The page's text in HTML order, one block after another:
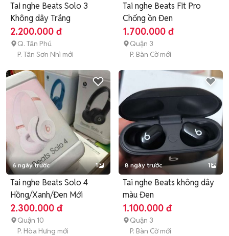
Tai nghe Beats Solo 3
Không dây Trắng
2.200.000 đ
Q. Tân Phú
P. Tân Sơn Nhì mới
Tai nghe Beats Fit Pro
Chống ồn Đen
1.700.000 đ
Quận 3
P. Bàn Cờ mới
6 ngày trước 1
Tai nghe Beats Solo 4
Hồng/Xanh/Đen Mới
2.300.000 đ
Quận 10
P. Hòa Hưng mới
8 ngày trước 1
Tai nghe Beats không dây
màu Đen
1.100.000 đ
Quận 3
P. Bàn Cờ mới